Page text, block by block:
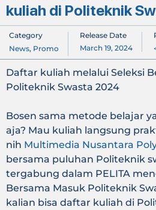
kuliah di Politeknik
Category
News, Promo
Release Date
March 19, 2024
Daftar kuliah melalui Seleksi
Politeknik Swasta 2024
Bosen sama metode belajar
aja? Mau kuliah langsung
nih Multimedia Nusantara
bersama puluhan Politeknik
tergabung dalam PELITA
Bersama Masuk Politeknik
kalian bisa daftar kuliah di